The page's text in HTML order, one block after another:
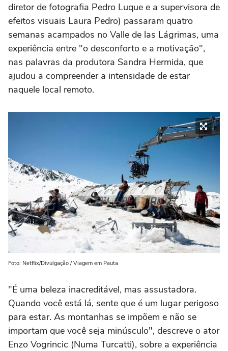
diretor de fotografia Pedro Luque e a supervisora de
efeitos visuais Laura Pedro) passaram quatro
semanas acampados no Valle de las Lágrimas, uma
experiência entre "o desconforto e a motivação",
nas palavras da produtora Sandra Hermida, que
ajudou a compreender a intensidade de estar
naquele local remoto.
Foto: Netflix/Divulgação / Viagem em Pauta
"É uma beleza inacreditável, mas assustadora.
Quando você está lá, sente que é um lugar perigoso
para estar. As montanhas se impõem e não se
importam que você seja minúsculo", descreve o ator
Enzo Vogrincic (Numa Turcatti), sobre a experiência